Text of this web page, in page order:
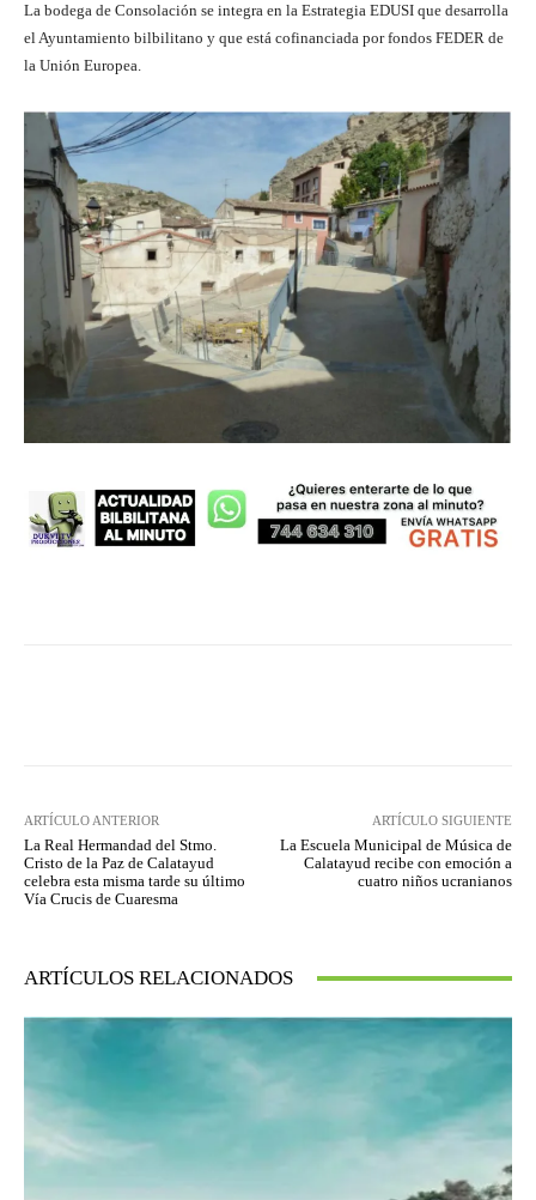
La bodega de Consolación se integra en la Estrategia EDUSI que desarrolla
el Ayuntamiento bilbilitano y que está cofinanciada por fondos FEDER de
la Unión Europea.
ARTÍCULO ANTERIOR
La Real Hermandad del Stmo.
Cristo de la Paz de Calatayud
celebra esta misma tarde su último
Vía Crucis de Cuaresma
ARTÍCULO SIGUIENTE
La Escuela Municipal de Música de
Calatayud recibe con emoción a
cuatro niños ucranianos
ARTÍCULOS RELACIONADOS